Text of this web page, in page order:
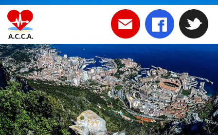
BIENVENUE SUR LE SITE DE
L 'ACCA